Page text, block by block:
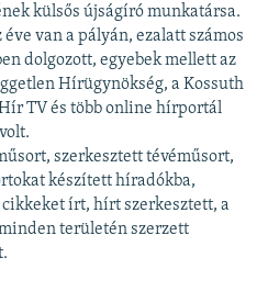
külsős újságíró munkatársa.
van a pályán, ezalatt számos
dolgozott, egyebek mellett az
Hírügynökség, a Kossuth
TV és több online hírportál
szerkesztett tévéműsort,
készített híradókba,
írt, hírt szerkesztett, a
területén szerzett